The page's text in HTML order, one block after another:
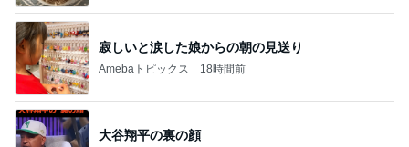
ガザル
寂しいと涙した娘からの朝の見送り
Amebaトピックス 18時間前
大谷翔平の裏の顔